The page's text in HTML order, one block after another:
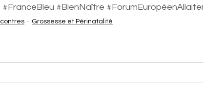
#FranceBleu #BienNaître
Grossesse et Périnatalité